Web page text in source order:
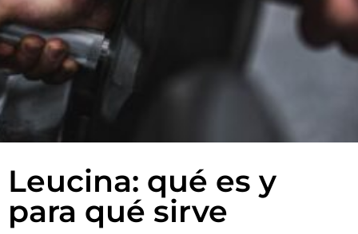
Leucina: qué es y
para qué sirve